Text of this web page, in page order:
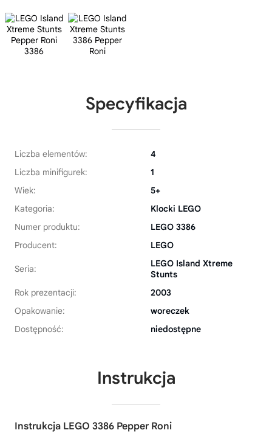
Specyfikacja
Liczba elementów:
4
Liczba minifigurek:
1
Wiek:
5+
Kategoria:
Klocki LEGO
Numer produktu:
LEGO 3386
Producent:
LEGO
Seria:
LEGO Island Xtreme
Stunts
Rok prezentacji:
2003
Opakowanie:
woreczek
Dostępność:
niedostępne
Instrukcja
Instrukcja LEGO 3386 Pepper Roni